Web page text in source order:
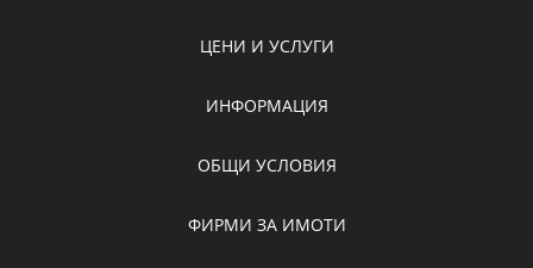
ЦЕНИ И УСЛУГИ
ИНФОРМАЦИЯ
ОБЩИ УСЛОВИЯ
ФИРМИ ЗА ИМОТИ